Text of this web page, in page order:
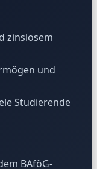
zinslosem
und
Studierende
BAföG-